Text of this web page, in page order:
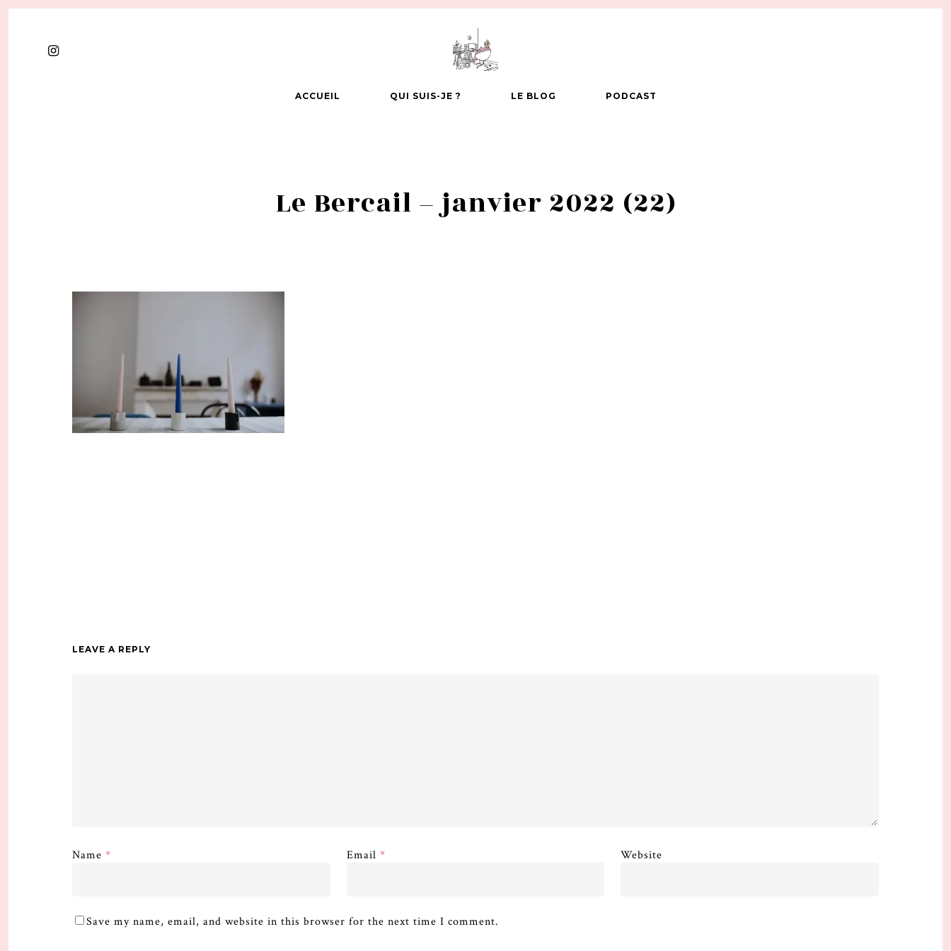
ACCUEIL QUI SUIS-JE ? LE BLOG PODCAST
Le Bercail – janvier 2022 (22)
LEAVE A REPLY
Name * Email * Website
Save my name, email, and website in this browser for the next time I comment.